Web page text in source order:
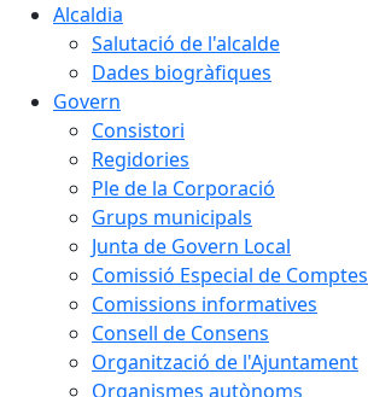
Alcaldia
Salutació de l'alcalde
Dades biogràfiques
Govern
Consistori
Regidories
Ple de la Corporació
Grups municipals
Junta de Govern Local
Comissió Especial de Comptes
Comissions informatives
Consell de Consens
Organització de l'Ajuntament
Organismes autònoms